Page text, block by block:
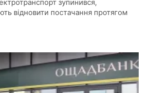
зупинився,
відновити постачання протягом